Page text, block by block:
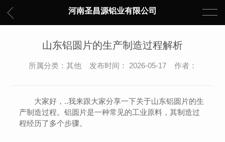
河南圣昌源铝业有限公司
山东铝圆片的生产制造过程解析
所属分类：其他 发布时间： 2026-05-17 作者：
大家好，..我来跟大家分享一下关于山东铝圆片的生
产制造过程。铝圆片是一种常见的工业原料，其制造过
程经历了多个步骤。